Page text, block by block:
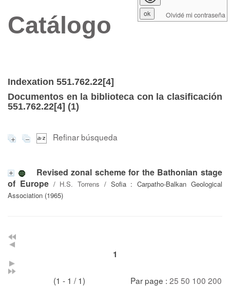
Catálogo
Indexation 551.762.22[4]
Documentos en la biblioteca con la clasificación
551.762.22[4] (1)
Refinar búsqueda
Revised zonal scheme for the Bathonian stage
of Europe/ H.S. Torrens / Sofia : Carpatho-Balkan Geological
Association (1965)
1
(1 - 1 / 1) Par page : 25 50 100 200
Olvidé mi contraseña